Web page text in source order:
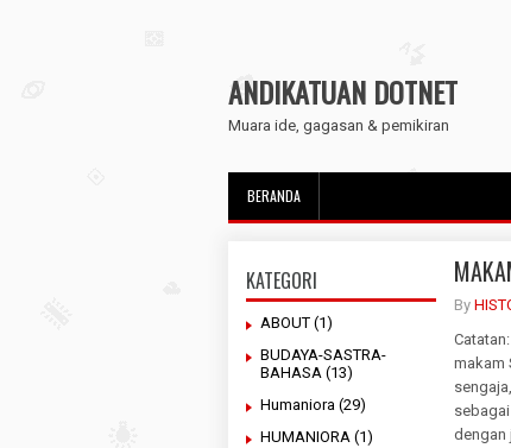
ANDIKATUAN DOTNET
Muara ide, gagasan & pemikiran
BERANDA
KATEGORI
ABOUT (1)
BUDAYA-SASTRA-
BAHASA (13)
Humaniora (29)
HUMANIORA (1)
By
makam
dengan